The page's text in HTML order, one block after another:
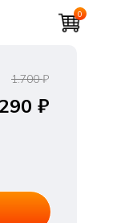
0
0
₽
1.700₽